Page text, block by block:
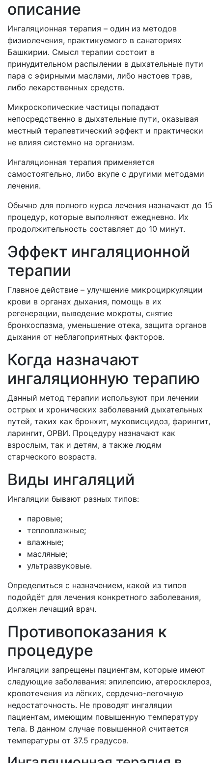
описание
Ингаляционная терапия – один из методов
физиолечения, практикуемого в санаториях
Башкирии. Смысл терапии состоит в
принудительном распылении в дыхательные пути
пара с эфирными маслами, либо настоев трав,
либо лекарственных средств.
Микроскопические частицы попадают
непосредственно в дыхательные пути, оказывая
местный терапевтический эффект и практически
не влияя системно на организм.
Ингаляционная терапия применяется
самостоятельно, либо вкупе с другими методами
лечения.
Обычно для полного курса лечения назначают до 15
процедур, которые выполняют ежедневно. Их
продолжительность составляет до 10 минут.
Эффект ингаляционной
терапии
Главное действие – улучшение микроциркуляции
крови в органах дыхания, помощь в их
регенерации, выведение мокроты, снятие
бронхоспазма, уменьшение отека, защита органов
дыхания от неблагоприятных факторов.
Когда назначают
ингаляционную терапию
Данный метод терапии используют при лечении
острых и хронических заболеваний дыхательных
путей, таких как бронхит, муковисцидоз, фарингит,
ларингит, ОРВИ. Процедуру назначают как
взрослым, так и детям, а также людям
старческого возраста.
Виды ингаляций
Ингаляции бывают разных типов:
паровые;
тепловлажные;
влажные;
масляные;
ультразвуковые.
Определиться с назначением, какой из типов
подойдёт для лечения конкретного заболевания,
должен лечащий врач.
Противопоказания к
процедуре
Ингаляции запрещены пациентам, которые имеют
следующие заболевания: эпилепсию, атеросклероз,
кровотечения из лёгких, сердечно-легочную
недостаточность. Не проводят ингаляции
пациентам, имеющим повышенную температуру
тела. В данном случае повышенной считается
температуры от 37.5 градусов.